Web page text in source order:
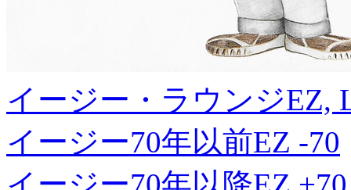
イージー・ラウンジEZ,
イージー70年以前EZ -70